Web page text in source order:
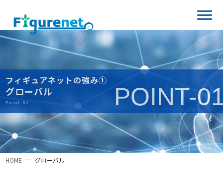
フィギュアネットの強み①
グローバル
Point-01 POINT-
HOME グローバル